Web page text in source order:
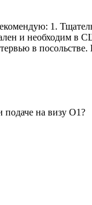
1.
и необходим в
в
на визу O1?